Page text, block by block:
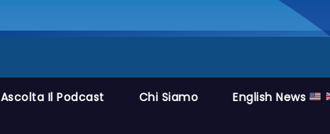
Ascolta Il Podcast Chi Siamo English News